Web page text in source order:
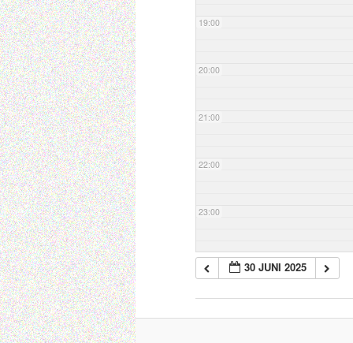
19:00
20:00
21:00
22:00
23:00
30 JUNI 2025